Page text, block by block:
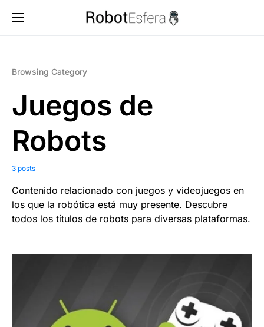
Browsing Category
Juegos de
Robots
3 posts
Contenido relacionado con juegos y videojuegos en
los que la robótica está muy presente. Descubre
todos los títulos de robots para diversas plataformas.